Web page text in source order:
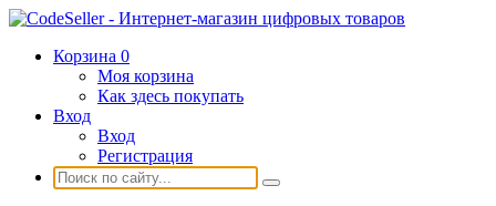
Корзина 0
Моя корзина
Как здесь покупать
Вход
Вход
Регистрация